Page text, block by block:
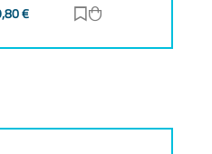
€ Zur Merkliste